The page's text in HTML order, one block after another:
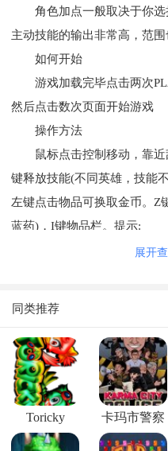
角色加点一般取决于你选
主动技能的输出非常高，范围
如何开始
游戏加载完毕点击两次
然后点击数次页面开始游戏
操作方法
鼠标点击控制移动，靠近
键释放技能(不同英雄，技能
左键点击物品可换取金币。Z
蓝药)，I键物品栏。提示:
1、鼠标点击右下角第2个
率获得传奇套装。
3、游戏进行中点击右下角
英雄，装备等级不变，但需
使用方法
1.解压缩
展开
同类推荐
Toricky
卡玛市警察
局